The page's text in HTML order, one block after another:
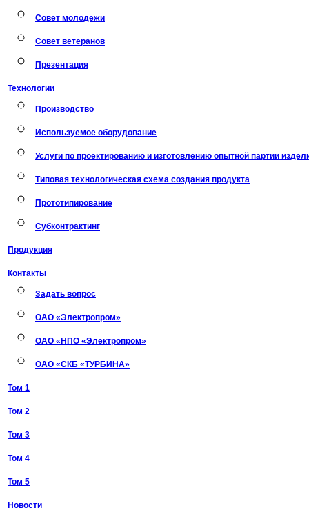
Совет молодежи
Совет ветеранов
Презентация
Технологии
Производство
Используемое оборудование
Услуги по проектированию и изготовлению опытной партии
Типовая технологическая схема создания продукта
Прототипирование
Субконтрактинг
Продукция
Контакты
Задать вопрос
ОАО «Электропром»
ОАО «НПО «Электропром»
ОАО «СКБ «ТУРБИНА»
Том 1
Том 2
Том 3
Том 4
Том 5
Новости